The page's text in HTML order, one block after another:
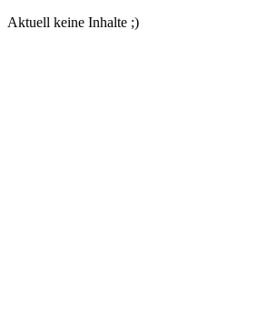
Aktuell keine Inhalte ;)